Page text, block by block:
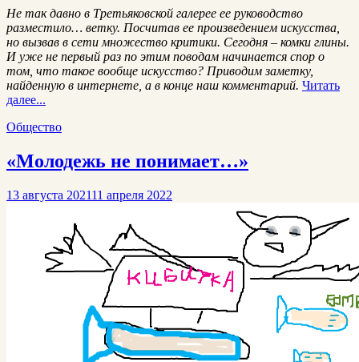
Не так давно в Третьяковской галерее ее руководство
разместило… ветку. Посчитав ее произведением искусства,
но вызвав в сети множество критики. Сегодня – комки глины.
И уже не первый раз по этим поводам начинается спор о
том, что такое вообще искусство? Приводим заметку,
найденную в интернете, а в конце наш комментарий. Читать
далее...
Общество
«Молодежь не понимает…»
13 августа 202111 апреля 2022